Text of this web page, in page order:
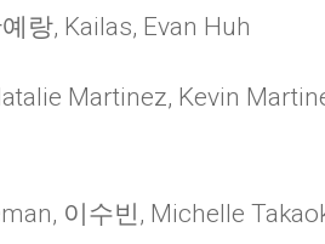
랑, Kailas, Evan Huh
Martinez, Kevin
이수빈, Michelle